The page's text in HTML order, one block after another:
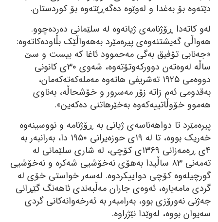
دێتەوە بۆ بەغدا و لەوێوە دەگەڕێتەوە بۆ کوردستان.
لەو کاتەدا ڕۆژنامەی ژیانەوە لە سلێمانی دەردەچوو.
ھەواڵی گەیشتنەوەی پیرەمێرد بەھەواڵێک بڵاودەکاتەوە:
«جەنابی تۆفیق بەگی مەحموود ئاغا کە بیست و سێ
ساڵە لەوەتەن دوورکەوتۆتەوە، شەوی ٣٠ی کانونی
دووەمی ١٩٢٥ تەشریفی ھاتەوە مەملەکەتەکەمان،
بەقدومی ئەم زاتە زۆر مەسرور و خۆشحاڵە، بەناوی
ھەموو خۆوڵاتییەکەوە بەخێرھاتنی دەکەین».
پیرەمێرد تا دواھەناسەی ژیانی بە ڕۆژنامە و نووسینەوە
خەریک بووە، تا لە ١٩ی حوزەیرانی ١٩٥٠ دا، بەرانبەر بە
٤ی ڕەمەزانی ١٣٦٩ی کۆچی، لە شاری سلێمانی لە
تەمەنی ٨٣ ساڵیدا بەھۆی نەخۆشیی شەکرە و نەخۆشیی
گورچیلەوە کۆچی دواییکردوە. لەسەر خواستی خۆی لە
گردی مامەیارە، ئەوەی جاران مەڵبەندی ئاھەنگ گێڕانی
جەژنی نەورۆزی بوو، بەرامبەر بە ئەرخەوانەکانی گردی
سەیوان بووە، لەوێدا نێژراوە.